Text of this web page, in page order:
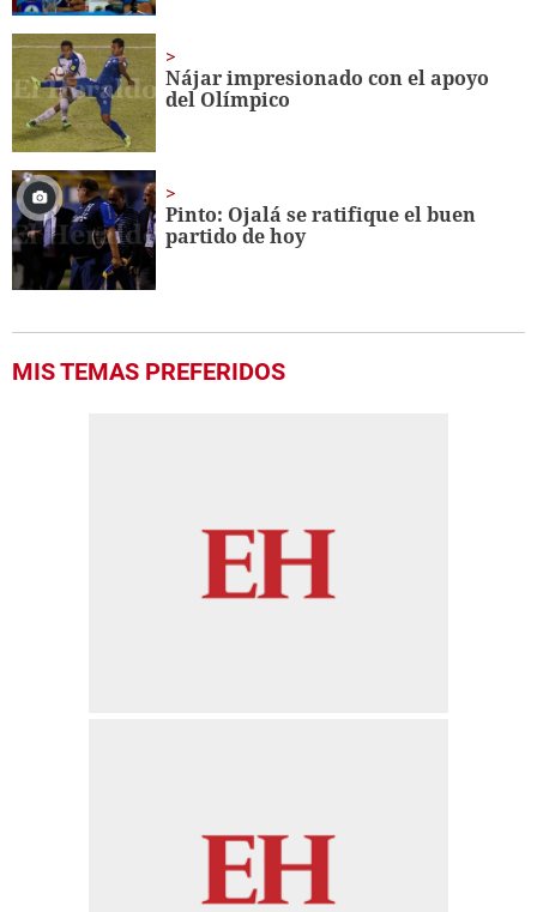
Nájar impresionado con el apoyo
del Olímpico
Pinto: Ojalá se ratifique el buen
partido de hoy
MIS TEMAS PREFERIDOS